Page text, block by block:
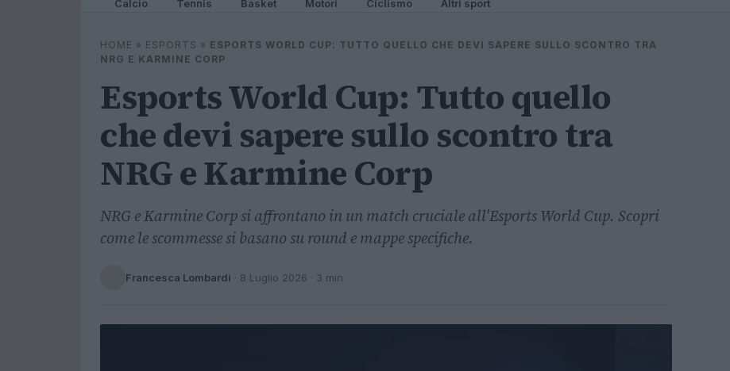
Calcio Tennis Basket Motori Ciclismo Altri sport
HOME » ESPORTS » ESPORTS WORLD CUP: TUTTO QUELLO CHE DEVI SAPERE SULLO SCONTRO TRA
NRG E KARMINE CORP
Esports World Cup: Tutto quello
che devi sapere sullo scontro tra
NRG e Karmine Corp
NRG e Karmine Corp si affrontano in un match cruciale all'Esports World Cup. Scopri
come le scommesse si basano su round e mappe specifiche.
Francesca Lombardi · 8 Luglio 2026 · 3 min